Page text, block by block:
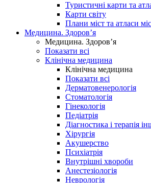
Туристичні карти та
Карти світу
Плани міст та атласи
Медицина. Здоров’я
Медицина. Здоров’я
Показати всі
Клінічна медицина
Клінічна медицина
Показати всі
Дерматовенерологія
Стоматологія
Гінекологія
Педіатрія
Діагностика і терапія
Хірургія
Акушерство
Психіатрія
Внутрішні хвороби
Анестезіологія
Неврологія